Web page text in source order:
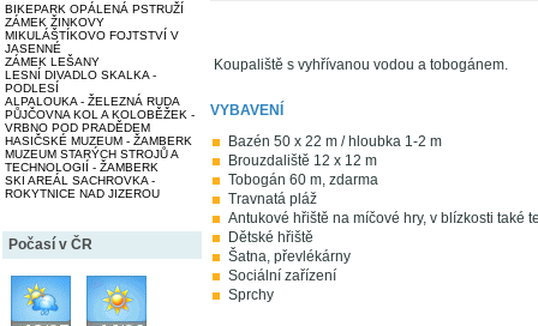
BIKEPARK OPÁLENÁ PSTRUŽÍ
ZÁMEK ŽINKOVY
MIKULÁŠTÍKOVO FOJTSTVÍ V
JASENNÉ
ZÁMEK LEŠANY
LESNÍ DIVADLO SKALKA -
PODLESÍ
ALPALOUKA - ŽELEZNÁ RUDA
PŮJČOVNA KOL A KOLOBĚŽEK -
VRBNO POD PRADĚDEM
HASIČSKÉ MUZEUM - ŽAMBERK
MUZEUM STARÝCH STROJŮ A
TECHNOLOGIÍ - ŽAMBERK
SKI AREÁL SACHROVKA -
ROKYTNICE NAD JIZEROU
Počasí v ČR
Koupaliště s vyhřívanou vodou a tobogánem.
VYBAVENÍ
Bazén 50 x 22 m / hloubka 1-2 m
Brouzdaliště 12 x 12 m
Tobogán 60 m, zdarma
Travnatá pláž
Antukové hřiště na míčové hry, v blízkosti také
Dětské hřiště
Šatna, převlékárny
Sociální zařízení
Sprchy